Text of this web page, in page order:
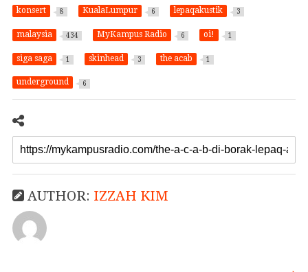
konsert 8 KualaLumpur 6 lepaqakustik 3
malaysia 434 MyKampus Radio 6 oi! 1
siga saga 1 skinhead 3 the acab 1
underground 6
AUTHOR: IZZAH KIM